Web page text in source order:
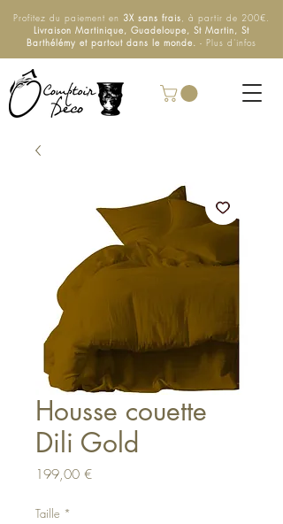
Profitez du paiement en 3X sans frais, à partir de 200€.
Livraison Martinique, Guadeloupe, St Martin, St
Barthélémy et partout dans le monde. - Plus d'infos
Housse couette
Dili Gold
199,00 €Prix
Taille *